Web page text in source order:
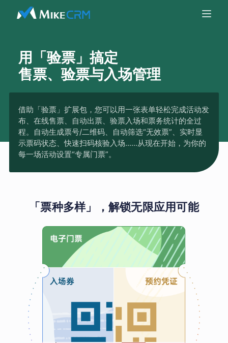
用「验票」搞定
售票、验票与入场管理
借助「验票」扩展包，您可以用一张表单轻松完成活动发
布、在线售票、自动出票、验票入场和票务统计的全过
程。自动生成票号/二维码、自动筛选“无效票”、实时显
示票码状态、快速扫码核验入场......从现在开始，为你的
每一场活动设置“专属门票”。
「票种多样」，解锁无限应用可能